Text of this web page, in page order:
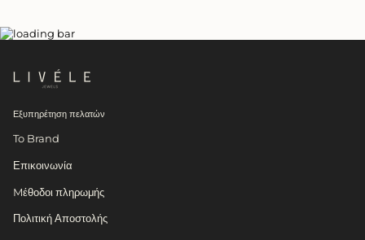
Εξυπηρέτηση πελατών
To Brand
Επικοινωνία
Mέθοδοι πληρωμής
Πολιτική Αποστολής